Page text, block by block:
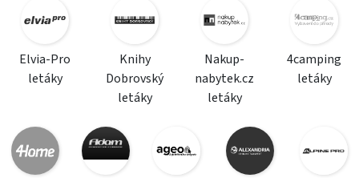
Elvia-Pro
letáky
Knihy
Dobrovský
letáky
Nakup-
nabytek.cz
letáky
4camping
letáky